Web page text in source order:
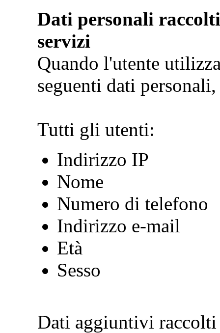
Dati personali
servizi
Quando l'utente
seguenti dati
Tutti gli utenti:
Indirizzo IP
Nome
Numero di telefono
Indirizzo e-mail
Età
Sesso
Dati aggiuntivi